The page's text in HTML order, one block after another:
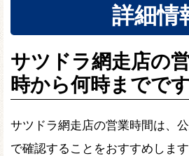
詳細情
サツドラ網走店の
時から何時までで
サツドラ網走店の営業時間は、
で確認することをおすすめしま